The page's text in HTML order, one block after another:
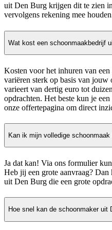
uit Den Burg krijgen dit te zien
vervolgens rekening mee
Wat kost een schoonmaakbedrijf
Kosten voor het inhuren van
variëren sterk op basis van
varieert van dertig euro tot
opdrachten. Het beste kun je
onze offertepagina om direct
Kan ik mijn volledige
Ja dat kan! Via ons formulier
Heb jij een grote aanvraag?
uit Den Burg die een grote
Hoe snel kan de schoonmaker uit